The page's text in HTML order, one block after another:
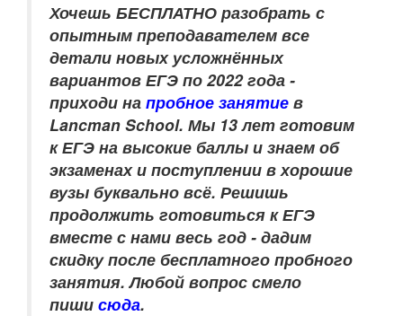
Хочешь БЕСПЛАТНО разобрать с
опытным преподавателем все
детали новых усложнённых
вариантов ЕГЭ по 2022 года -
приходи на пробное занятие в
Lancman School. Мы 13 лет готовим
к ЕГЭ на высокие баллы и знаем об
экзаменах и поступлении в хорошие
вузы буквально всё. Решишь
продолжить готовиться к ЕГЭ
вместе с нами весь год - дадим
скидку после бесплатного пробного
занятия. Любой вопрос смело
пиши сюда.